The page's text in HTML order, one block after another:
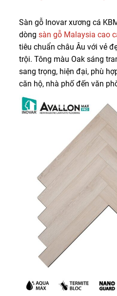
Sàn gỗ Inovar xương cá
dòng sàn gỗ Malaysia cao
tiêu chuẩn châu Âu với vẻ
trội. Tông màu Oak sáng
sang trọng, hiện đại, phù
căn hộ, nhà phố đến văn